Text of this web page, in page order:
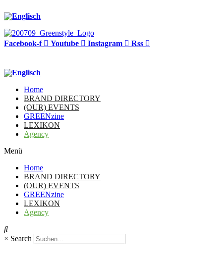
Facebook-f Youtube Instagram Rss
Home
BRAND DIRECTORY
(OUR) EVENTS
GREENzine
LEXIKON
Agency
Menü
Home
BRAND DIRECTORY
(OUR) EVENTS
GREENzine
LEXIKON
Agency
× Search